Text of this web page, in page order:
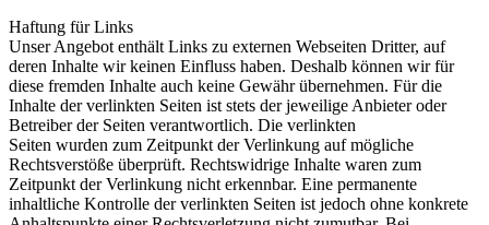
Haftung für Links
Unser Angebot enthält Links zu externen Webseiten Dritter, auf
deren Inhalte wir keinen Einfluss haben. Deshalb können wir für
diese fremden Inhalte auch keine Gewähr übernehmen. Für die
Inhalte der verlinkten Seiten ist stets der jeweilige Anbieter oder
Betreiber der Seiten verantwortlich. Die verlinkten
Seiten wurden zum Zeitpunkt der Verlinkung auf mögliche
Rechtsverstöße überprüft. Rechtswidrige Inhalte waren zum
Zeitpunkt der Verlinkung nicht erkennbar. Eine permanente
inhaltliche Kontrolle der verlinkten Seiten ist jedoch ohne konkrete